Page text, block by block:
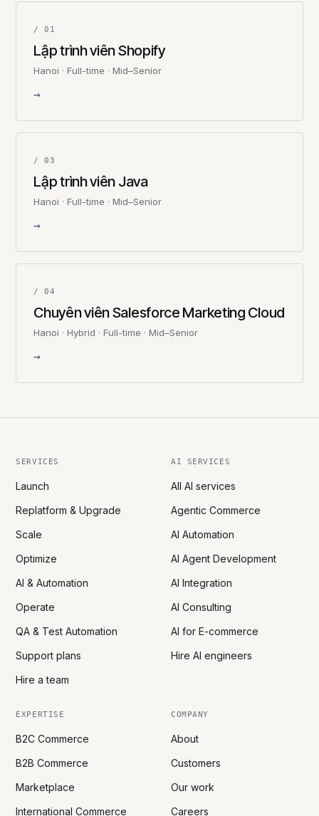
/ 01
Lập trình viên Shopify
Hanoi · Full-time · Mid–Senior
→
/ 03
Lập trình viên Java
Hanoi · Full-time · Mid–Senior
→
/ 04
Chuyên viên Salesforce Marketing Cloud
Hanoi · Hybrid · Full-time · Mid–Senior
→
SERVICES
Launch
Replatform & Upgrade
Scale
Optimize
AI & Automation
Operate
QA & Test Automation
Support plans
Hire a team
AI SERVICES
All AI services
Agentic Commerce
AI Automation
AI Agent Development
AI Integration
AI Consulting
AI for E-commerce
Hire AI engineers
EXPERTISE
B2C Commerce
B2B Commerce
Marketplace
International Commerce
COMPANY
About
Customers
Our work
Careers